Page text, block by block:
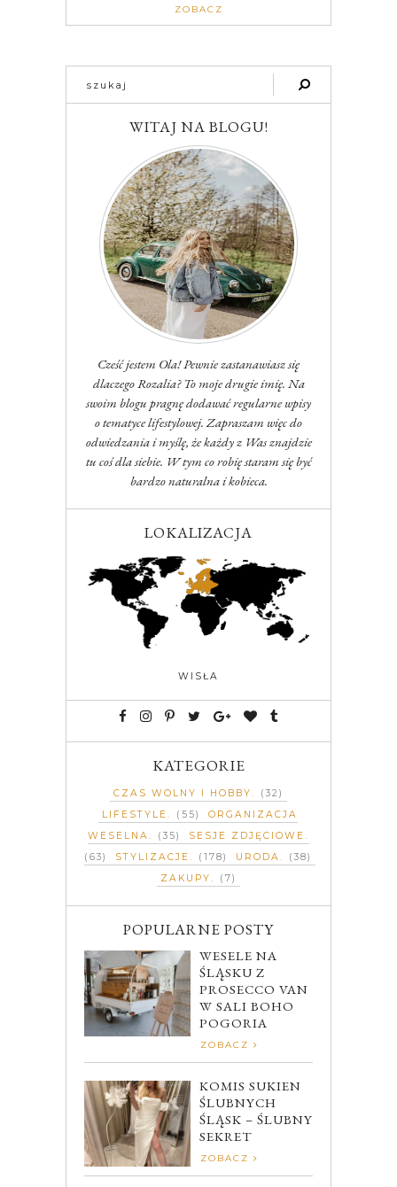
ZOBACZ
WITAJ NA BLOGU!
Cześć jestem Ola! Pewnie zastanawiasz się
dlaczego Rozalia? To moje drugie imię. Na
swoim blogu pragnę dodawać regularne wpisy
o tematyce lifestylowej. Zapraszam więc do
odwiedzania i myślę, że każdy z Was znajdzie
tu coś dla siebie. W tym co robię staram się być
bardzo naturalna i kobieca.
LOKALIZACJA
WISŁA
KATEGORIE
CZAS WOLNY I HOBBY
(32)
LIFESTYLE
(55)
ORGANIZACJA
WESELNA
(35)
SESJE ZDJĘCIOWE
(63)
STYLIZACJE (178) URODA
(38)
ZAKUPY
(7)
POPULARNE POSTY
WESELE NA
ŚLĄSKU Z
PROSECCO VAN
W SALI BOHO
POGORIA
ZOBACZ
KOMIS SUKIEN
ŚLUBNYCH
ŚLĄSK – ŚLUBNY
SEKRET
ZOBACZ